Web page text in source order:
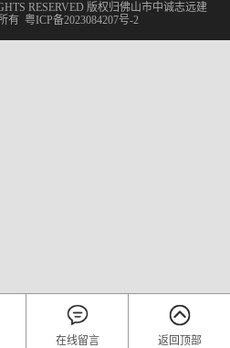
RESERVED 版权归佛山市中诚志远建
有 粤ICP备2023084207号-2
在线留言 返回顶部